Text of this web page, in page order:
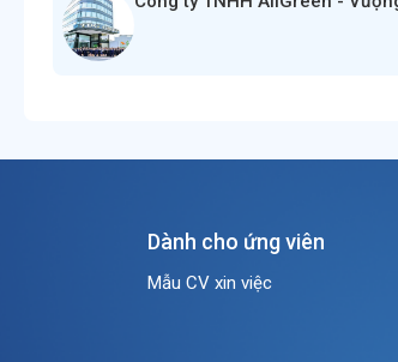
Dành cho ứng viên
Mẫu CV xin việc